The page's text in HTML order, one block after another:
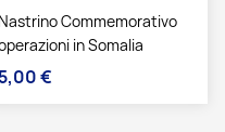
Nastrino Commemorativo
in Somalia
Prezzo
5,00 €